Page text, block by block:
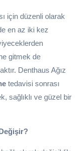
için düzenli olarak
en az iki kez
gitmek de
Denthaus Ağız
tedavisi sonrası
sağlıklı ve güzel bir